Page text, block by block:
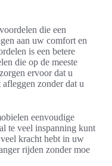
die een
aan uw comfort en
is een betere
die op de meeste
ervoor dat u
zonder dat u
eenvoudige
te veel inspanning kunt
kracht hebt in uw
rijden zonder moe